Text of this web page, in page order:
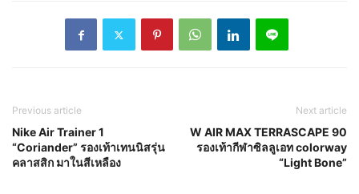
Previous article
Nike Air Trainer 1
“Coriander” รองเท้าเทนนิสรุ่น
คลาสสิก มาในสีเหลือง
Next article
W AIR MAX TERRASCAPE 90
รองเท้ากีฬาซิลลูเอท colorway
“Light Bone”